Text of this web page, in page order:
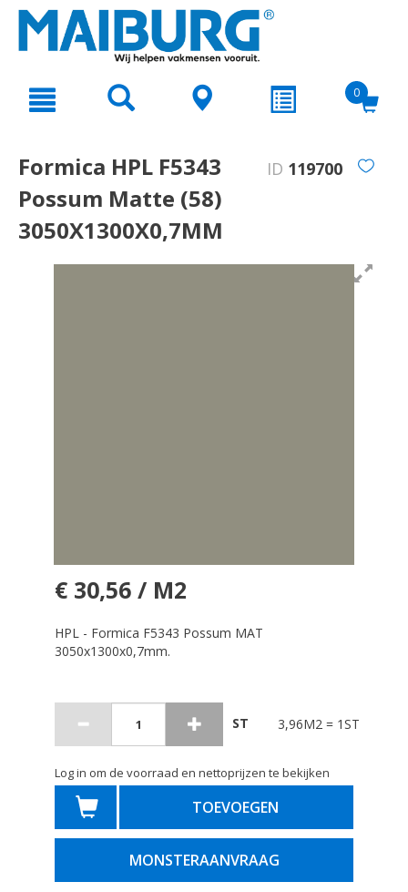
text.skipToNavigation
0
Formica HPL F5343
Possum Matte (58)
3050X1300X0,7MM
ID 119700
€ 30,56 / M2
HPL - Formica F5343 Possum MAT
3050x1300x0,7mm.
ST 3,96M2 = 1ST
Log in om de voorraad en nettoprijzen te bekijken
TOEVOEGEN
MONSTERAANVRAAG